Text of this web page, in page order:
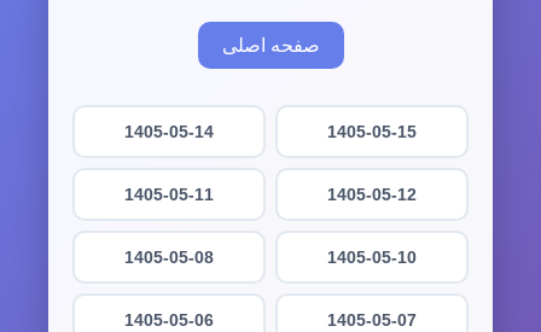
صفحه اصلی
1405-05-15
1405-05-14
1405-05-12
1405-05-11
1405-05-10
1405-05-08
1405-05-07
1405-05-06